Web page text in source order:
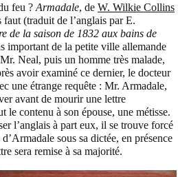
feu ? Armadale, de W. Wilkie Collins
(traduit de l’anglais par E.
de la saison de 1832 aux bains de
important de la petite ville allemande
Neal, puis un homme très malade,
avoir examiné ce dernier, le docteur
une étrange requête : Mr. Armadale,
avant de mourir une lettre
le contenu à son épouse, une métisse.
l’anglais à part eux, il se trouve forcé
sous sa dictée, en présence
sera remise à sa majorité.